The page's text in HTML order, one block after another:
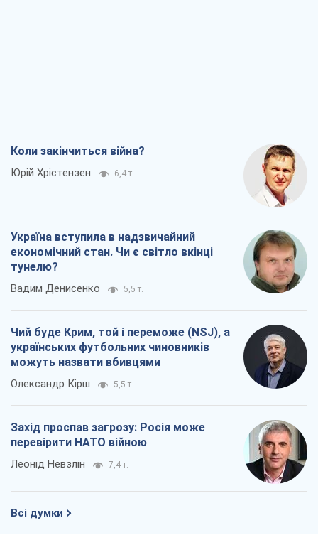
Коли закінчиться війна?
Юрій Хрістензен 6,4 т.
Україна вступила в надзвичайний
економічний стан. Чи є світло вкінці
тунелю?
Вадим Денисенко 5,5 т.
Чий буде Крим, той і переможе (NSJ), а
українських футбольних чиновників
можуть назвати вбивцями
Олександр Кірш 5,5 т.
Захід проспав загрозу: Росія може
перевірити НАТО війною
Леонід Невзлін 7,4 т.
Всі думки